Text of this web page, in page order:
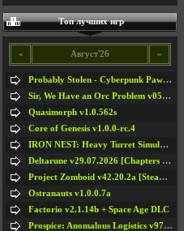
Топ лучших игр
« Август'26 »
Probably Stolen - Cyberpunk Pawnshop Simulator v048c [Playtest]
Sir, We Have an Orc Problem v05.08.2026
Quasimorph v1.0.562s
Core of Genesis v1.0.0-rc.4
IRON NEST: Heavy Turret Simulator v1.0a
Deltarune v29.07.2026 [Chapters 1-5] / + RUS [Chapters 1-5]
Project Zomboid v42.20.2a [Steam Early Access]
Ostranauts v1.0.0.7a
Factorio v2.1.14b + Space Age DLC
Prospice: Anomalous Logistics v97 [Playtest]